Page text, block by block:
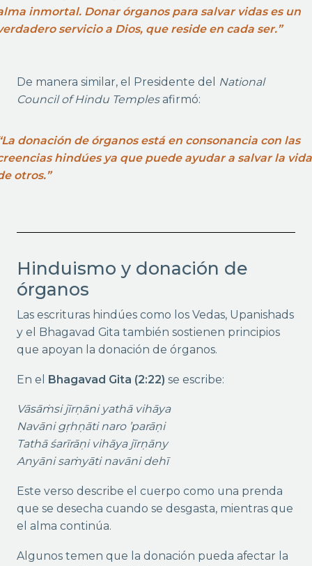
inmortal. Donar órganos para salvar vidas es un
servicio a Dios, que reside en cada ser.”
De manera similar, el Presidente del
National
Council of Hindu Templesafirmó:
donación de órganos está en consonancia con las
hindúes ya que puede ayudar a salvar la vida
otros.”
Hinduismo y donación de
órganos
Las escrituras hindúes como los Vedas, Upanishads
y el Bhagavad Gita también sostienen principios
que apoyan la donación de órganos.
En el Bhagavad Gita (2:22) se escribe:
Vāsāṁsi jīrṇāni yathā vihāya
Navāni gṛhṇāti naro ’parāṇi
Tathā śarīrāṇi vihāya jīrṇāny
Anyāni saṁyāti navāni dehī
Este verso describe el cuerpo como una prenda
que se desecha cuando se desgasta, mientras que
el alma continúa.
Algunos temen que la donación pueda afectar la